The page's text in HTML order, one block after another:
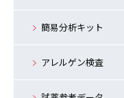
簡易分析キット
アレルゲン検査